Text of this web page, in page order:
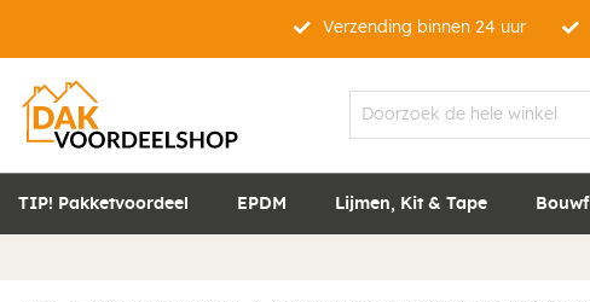
Verzending binnen 24 uur
TIP! Pakketvoordeel EPDM Lijmen, Kit & Tape